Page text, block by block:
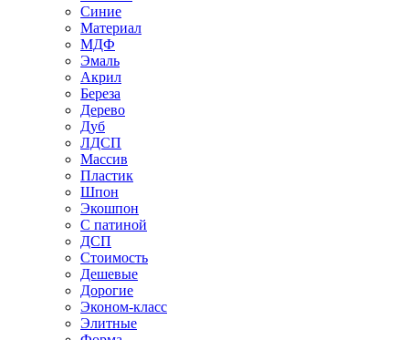
Синие
Материал
МДФ
Эмаль
Акрил
Береза
Дерево
Дуб
ЛДСП
Массив
Пластик
Шпон
Экошпон
С патиной
ДСП
Стоимость
Дешевые
Дорогие
Эконом-класс
Элитные